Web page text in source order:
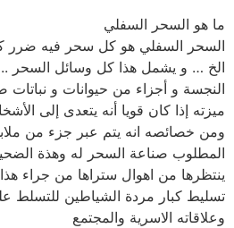
ما هو السحر السفلي
السحر السفلي هو كل سحر فيه ضرر
الخ … و يشمل هذا كل وسائل السحر ..
النجسة و أجزاء من حيوانات و نباتات
ميزته إذا كان قويا أنه يتعدى إلى
ومن خصائصه انه يتم عبر جزء من
المطلوب صناعة السحر له وهذة
ينتظرها من اهوال ستراها من جراء
تسليط كبار مردة الشياطين للتسلط
وعلاقاته الاسرية والمجتمع